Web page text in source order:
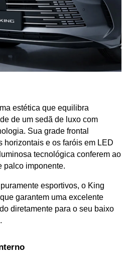
estética que equilibra
de um sedã de luxo com
Sua grade frontal
horizontais e os faróis em LED
tecnológica conferem ao
palco imponente.
esportivos, o King
garantem uma excelente
diretamente para o seu baixo